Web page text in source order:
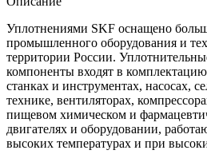
Уплотнениями SKF оснащено
промышленного оборудования и
территории России.
компоненты входят в
станках и инструментах, насосах,
технике, вентиляторах,
пищевом химическом и
двигателях и оборудовании,
высоких температурах и при